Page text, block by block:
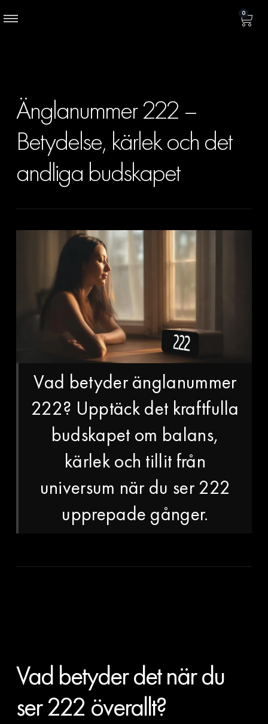
0
Änglanummer 222 –
Betydelse, kärlek och det
andliga budskapet
Vad betyder änglanummer
222? Upptäck det kraftfulla
budskapet om balans,
kärlek och tillit från
universum när du ser 222
upprepade gånger.
Vad betyder det när du
ser 222 överallt?